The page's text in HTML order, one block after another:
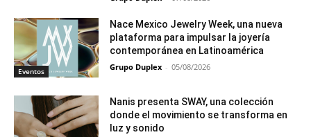
Eventos
Nace Mexico Jewelry Week, una nueva
plataforma para impulsar la joyería
contemporánea en Latinoamérica
Grupo Duplex - 05/08/2026
Nanis presenta SWAY, una colección
donde el movimiento se transforma en
luz y sonido